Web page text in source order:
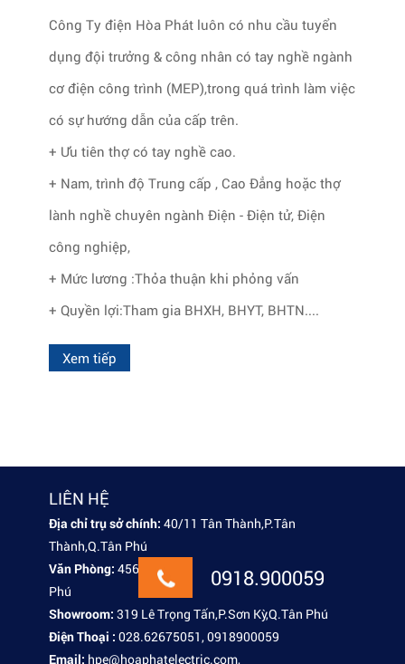
Công Ty điện Hòa Phát luôn có nhu cầu tuyển
dụng đội trưởng & công nhân có tay nghề ngành
cơ điện công trình (MEP),trong quá trình làm việc
có sự hướng dẫn của cấp trên.
+ Ưu tiên thợ có tay nghề cao.
+ Nam, trình độ Trung cấp , Cao Đẳng hoặc thợ
lành nghề chuyên ngành Điện - Điện tử, Điện
công nghiệp,
+ Mức lương :Thỏa thuận khi phỏng vấn
+ Quyền lợi:Tham gia BHXH, BHYT, BHTN....
Xem tiếp
0918.900059
LIÊN HỆ
Địa chỉ trụ sở chính: 40/11 Tân Thành,P.Tân
Thành,Q.Tân Phú
Văn Phòng: 456/1 Tân Kỳ ,Tân Quý,P.Tân Quý,Q.Tân
Phú
Showroom: 319 Lê Trọng Tấn,P.Sơn Kỳ,Q.Tân Phú
Điện Thoại : 028.62675051, 0918900059
Email: hpe@hoaphatelectric.com,